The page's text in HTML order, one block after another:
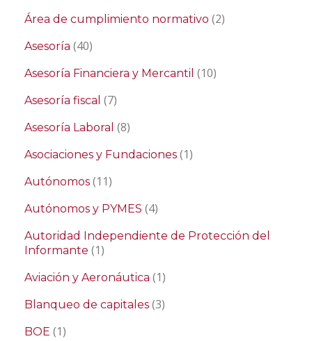
Área de cumplimiento normativo (2)
Asesoría (40)
Asesoría Financiera y Mercantil (10)
Asesoría fiscal (7)
Asesoría Laboral (8)
Asociaciones y Fundaciones (1)
Autónomos (11)
Autónomos y PYMES (4)
Autoridad Independiente de Protección del
Informante (1)
Aviación y Aeronáutica (1)
Blanqueo de capitales (3)
BOE (1)